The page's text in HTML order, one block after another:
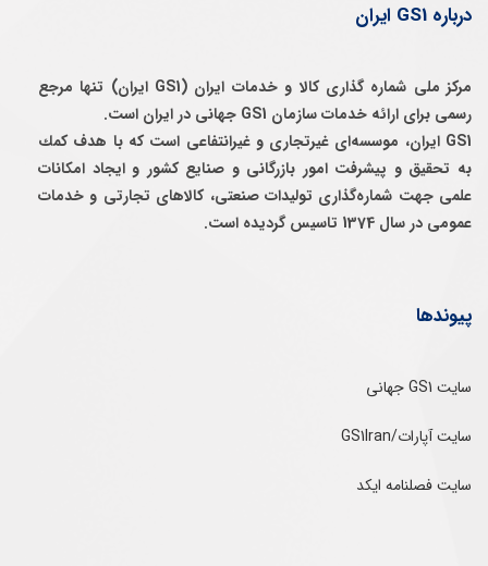
درباره GS1 ایران
مرکز ملی شماره گذاری کالا و خدمات ایران (GS1 ایران) تنها مرجع
رسمی برای ارائه خدمات سازمان GS1 جهانی در ایران است.
GS1 ایران، موسسه‌ای غيرتجاری و غيرانتفاعی است كه با هدف كمك
به تحقيق و پيشرفت امور بازرگانی و صنايع كشور و ايجاد امكانات
علمی جهت شماره‌گذاری توليدات صنعتی، كالاهای تجارتی و خدمات
عمومی در سال 1374 تاسيس گرديده است.
پیوندها
سایت GS1 جهانی
سایت آپارات/GS1Iran
سایت فصلنامه ایکد